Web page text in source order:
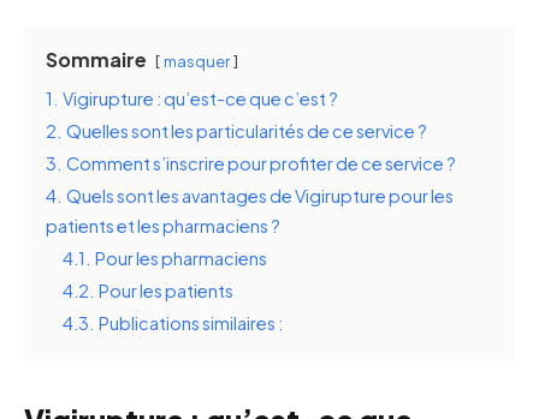
Sommaire masquer
1. Vigirupture : qu’est-ce que c’est ?
2. Quelles sont les particularités de ce service ?
3. Comment s’inscrire pour profiter de ce service ?
4. Quels sont les avantages de Vigirupture pour les
patients et les pharmaciens ?
4.1. Pour les pharmaciens
4.2. Pour les patients
4.3. Publications similaires :